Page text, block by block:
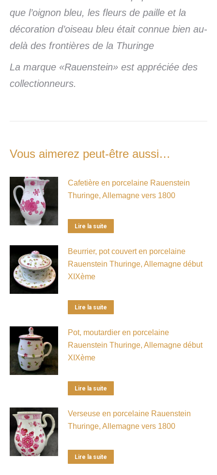
que l’oignon bleu, les fleurs de paille et la
décoration d’oiseau bleu était connue bien au-
delà des frontières de la Thuringe
La marque «Rauenstein» est appréciée des
collectionneurs.
Vous aimerez peut-être aussi…
Cafetière en porcelaine Rauenstein
Thuringe, Allemagne vers 1800
Lire la suite
Beurrier, pot couvert en porcelaine
Rauenstein Thuringe, Allemagne début
XIXème
Lire la suite
Pot, moutardier en porcelaine
Rauenstein Thuringe, Allemagne début
XIXème
Lire la suite
Verseuse en porcelaine Rauenstein
Thuringe, Allemagne vers 1800
Lire la suite